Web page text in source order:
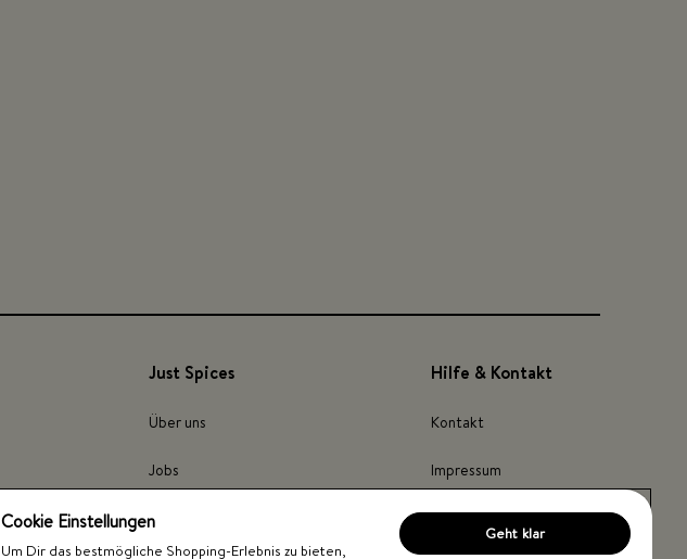
Just Spices
Über uns
Jobs
Presse
Hilfe & Kontakt
Kontakt
Impressum
Barrierefreiheit
Cookie Einstellungen
Um Dir das bestmögliche Shopping-Erlebnis zu bieten,
Geht klar